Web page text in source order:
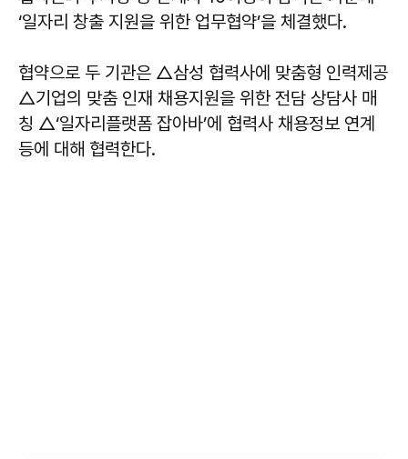
‘일자리 창출 지원을 위한 업무협약’을 체결했다.
협약으로 두 기관은 △삼성 협력사에 맞춤형 인력제공
△기업의 맞춤 인재 채용지원을 위한 전담 상담사 매
칭 △‘일자리플랫폼 잡아바’에 협력사 채용정보 연계
등에 대해 협력한다.